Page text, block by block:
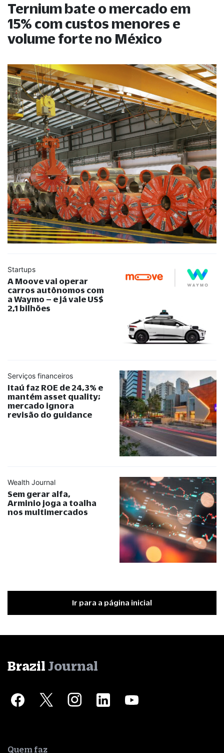
Ternium bate o mercado em
15% com custos menores e
volume forte no México
Startups
A Moove vai operar
carros autônomos com
a Waymo – e já vale US$
2,1 bilhões
Serviços financeiros
Itaú faz ROE de 24,3% e
mantém asset quality;
mercado ignora
revisão do guidance
Wealth Journal
Sem gerar alfa,
Arminio joga a toalha
nos multimercados
Ir para a página inicial
Brazil Journal
Quem faz